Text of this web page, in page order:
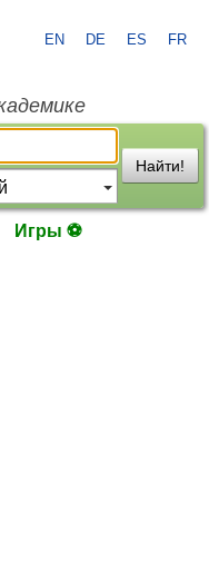
EN DE ES FR
Найти!
Игры ⚽